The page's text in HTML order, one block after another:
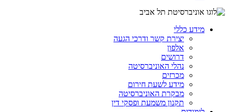
מידע כללי
יצירת קשר ודרכי הגעה
אלפון
דרושים
נהלי האוניברסיטה
מכרזים
מידע לשעת חירום
מבקרת האוניברסיטה
תקנון משמעת ופסקי דין